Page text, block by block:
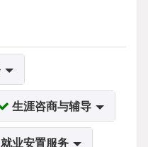
生涯咨商与辅导
就业安置服务